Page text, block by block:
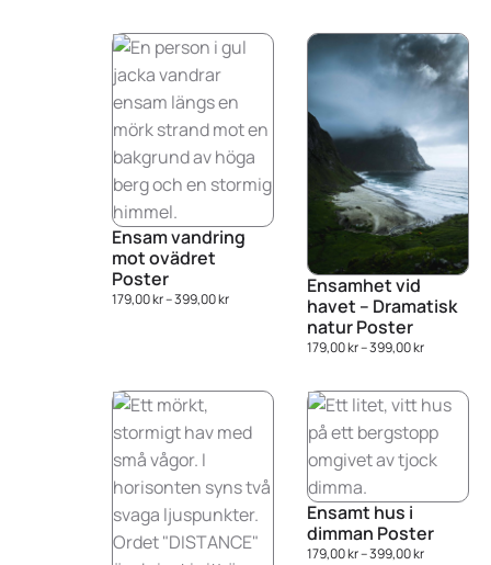
Ensam vandring
mot ovädret
Poster
179,00kr–399,00kr
Ensamhet vid
havet – Dramatisk
natur Poster
179,00kr–399,00kr
Ensamt hus i
dimman Poster
179,00kr–399,00kr